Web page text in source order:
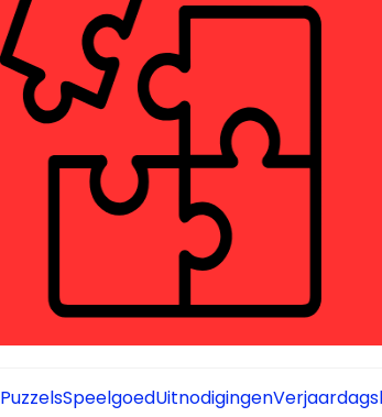
PuzzelsSpeelgoedUitnodigingen